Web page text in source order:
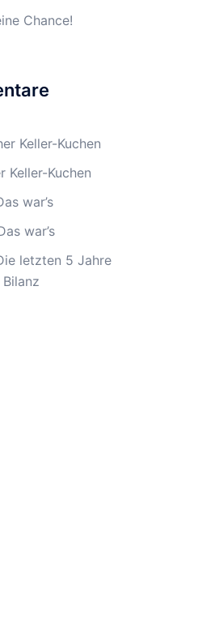
Chance!
Keller-Kuchen
Keller-Kuchen
war’s
war’s
letzten 5 Jahre